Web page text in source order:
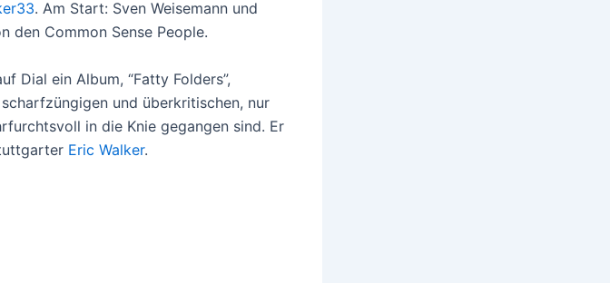
. Am Start: Sven Weisemann und
den Common Sense People.
Dial ein Album, “Fatty Folders”,
und überkritischen, nur
in die Knie gegangen sind. Er
Eric Walker.